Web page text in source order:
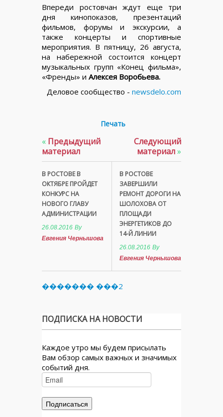
Впереди ростовчан ждут еще три
дня кинопоказов, презентаций
фильмов, форумы и экскурсии, а
также концерты и спортивные
мероприятия. В пятницу, 26 августа,
на набережной состоится концерт
музыкальных групп «Конец фильма»,
«Френды» и Алексея Воробьева.
Деловое сообщество - newsdelo.com
Печать
« Предыдущий
материал
В РОСТОВЕ В
ОКТЯБРЕ ПРОЙДЕТ
КОНКУРС НА
НОВОГО ГЛАВУ
АДМИНИСТРАЦИИ
26.08.2016 By
Евгения Чернышова
Следующий
материал»
В РОСТОВЕ
ЗАВЕРШИЛИ
РЕМОНТ ДОРОГИ НА
ШОЛОХОВА ОТ
ПЛОЩАДИ
ЭНЕРГЕТИКОВ ДО
14-Й ЛИНИИ
26.08.2016 By
Евгения Чернышова
������� ���2
ПОДПИСКА НА НОВОСТИ
Каждое утро мы будем присылать
Вам обзор самых важных и значимых
событий дня.